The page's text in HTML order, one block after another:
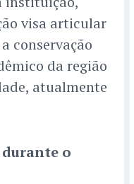
visa articular
conservação
da região
atualmente
o